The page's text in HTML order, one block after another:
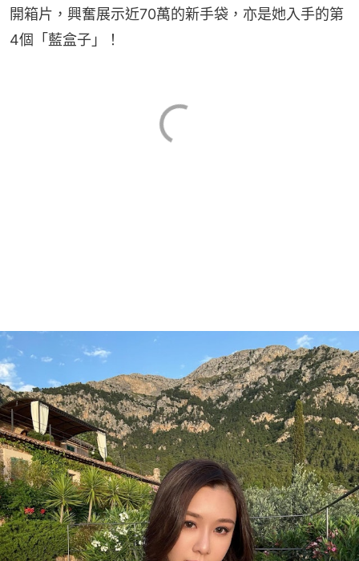
開箱片，興奮展示近70萬的新手袋，亦是她入手的第
4個「藍盒子」！